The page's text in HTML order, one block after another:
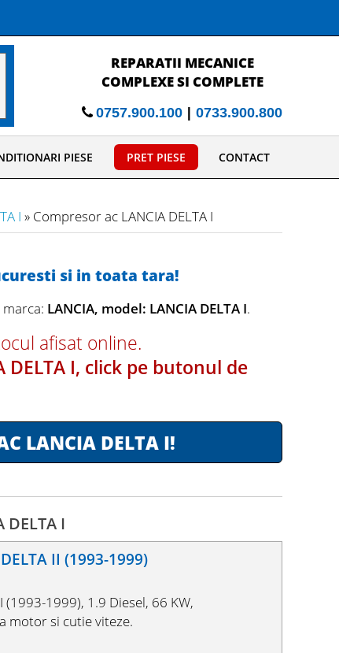
REPARATII MECANICE
COMPLEXE SI COMPLETE
0757.900.100 | 0733.900.800
PIESE PRET PIESE CONTACT
I » Compresor ac LANCIA DELTA I
si in toata tara!
LANCIA, model: LANCIA DELTA I.
afisat online.
I, click pe butonul de
LANCIA DELTA I!
I
II (1993-1999)
(1993-1999), 1.9 Diesel, 66 KW,
motor si cutie viteze.